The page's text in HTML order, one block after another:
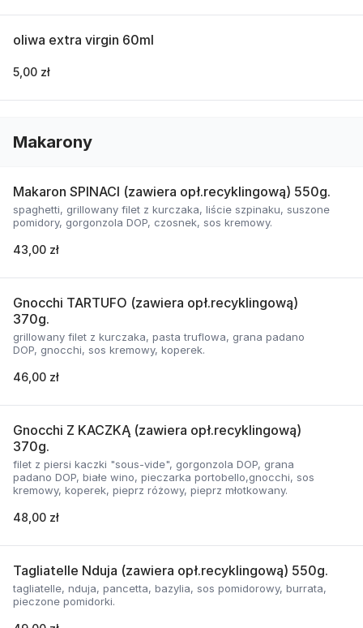
oliwa extra virgin 60ml
5,00 zł
Makarony
Makaron SPINACI (zawiera opł.recyklingową) 550g.
spaghetti, grillowany filet z kurczaka, liście szpinaku, suszone
pomidory, gorgonzola DOP, czosnek, sos kremowy.
43,00 zł
Gnocchi TARTUFO (zawiera opł.recyklingową)
370g.
grillowany filet z kurczaka, pasta truflowa, grana padano
DOP, gnocchi, sos kremowy, koperek.
46,00 zł
Gnocchi Z KACZKĄ (zawiera opł.recyklingową)
370g.
filet z piersi kaczki "sous-vide", gorgonzola DOP, grana
padano DOP, białe wino, pieczarka portobello,gnocchi, sos
kremowy, koperek, pieprz różowy, pieprz młotkowany.
48,00 zł
Tagliatelle Nduja (zawiera opł.recyklingową) 550g.
tagliatelle, nduja, pancetta, bazylia, sos pomidorowy, burrata,
pieczone pomidorki.